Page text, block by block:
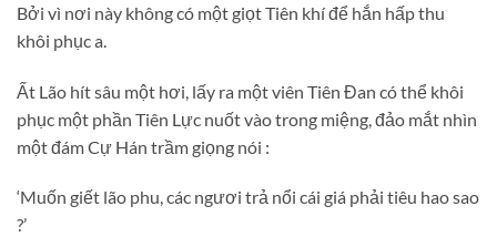
Bởi vì nơi này không có một giọt Tiên khí để hắn hấp thu
khôi phục a.
Ất Lão hít sâu một hơi, lấy ra một viên Tiên Đan có thể khôi
phục một phần Tiên Lực nuốt vào trong miệng, đảo mắt nhìn
một đám Cự Hán trầm giọng nói :
‘Muốn giết lão phu, các ngươi trả nổi cái giá phải tiêu hao sao
?’